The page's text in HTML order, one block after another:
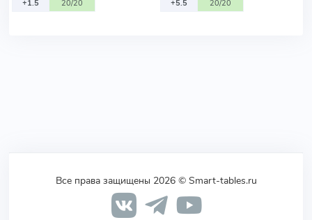
+1.5
20/20
+5.5
20/20
Все права защищены 2026 © Smart-tables.ru